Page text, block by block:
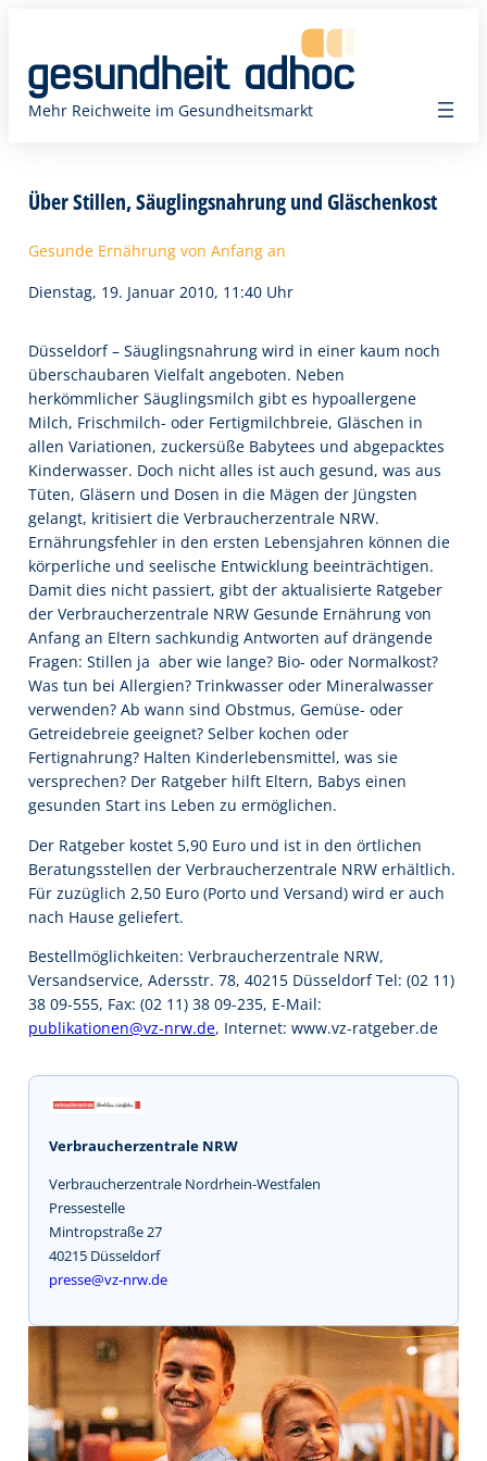
springen
Mehr Reichweite im Gesundheitsmarkt
Über Stillen, Säuglingsnahrung und Gläschenkost
Gesunde Ernährung von Anfang an
Dienstag, 19. Januar 2010, 11:40 Uhr
Düsseldorf – Säuglingsnahrung wird in einer kaum noch
überschaubaren Vielfalt ange­boten. Neben
herkömmlicher Säuglingsmilch gibt es hypoallergene
Milch, Frischmilch- oder Fertigmilchbreie, Gläschen in
allen Variationen, zucker­süße Babytees und abgepacktes
Kinderwasser. Doch nicht alles ist auch gesund, was aus
Tüten, Gläsern und Dosen in die Mägen der Jüngsten
gelangt, kritisiert die Verbraucherzentrale NRW.
Ernährungsfehler in den ersten Lebensjahren können die
körperliche und seelische Entwicklung beeinträchtigen.
Damit dies nicht passiert, gibt der aktualisierte Ratgeber
der Verbraucherzentrale NRW Gesunde Ernährung von
Anfang an Eltern sachkundig Antworten auf drängende
Fragen: Stillen ja  aber wie lange? Bio- oder Normalkost?
Was tun bei Allergien? Trinkwasser oder Mineralwasser
verwenden? Ab wann sind Obstmus, Gemüse- oder
Getreidebreie geeignet? Selber kochen oder
Fertignahrung? Halten Kinderlebensmittel, was sie
versprechen? Der Ratgeber hilft Eltern, Babys einen
gesunden Start ins Leben zu ermöglichen.
Der Ratgeber kostet 5,90 Euro und ist in den örtlichen
Beratungsstellen der Verbraucherzentrale NRW erhältlich.
Für zuzüglich 2,50 Euro (Porto und Versand) wird er auch
nach Hause geliefert.
Bestellmöglichkeiten: Verbraucherzentrale NRW,
Versandservice, Adersstr. 78, 40215 Düsseldorf Tel: (02 11)
38 09-555, Fax: (02 11) 38 09-235, E-Mail:
publikationen@vz-nrw.de, Internet: www.vz-ratgeber.de
Verbraucherzentrale NRW
Verbraucherzentrale Nordrhein-Westfalen
Pressestelle
Mintropstraße 27
40215 Düsseldorf
presse@vz-nrw.de